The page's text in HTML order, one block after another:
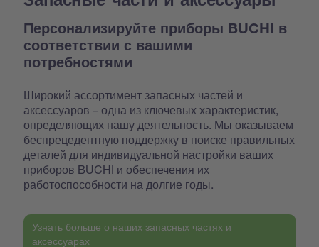
Персонализируйте приборы BUCHI в
соответствии с вашими
потребностями
Широкий ассортимент запасных частей и
аксессуаров – одна из ключевых характеристик,
определяющих нашу деятельность. Мы оказываем
беспрецедентную поддержку в поиске правильных
деталей для индивидуальной настройки ваших
приборов BUCHI и обеспечения их
работоспособности на долгие годы.
Узнать больше о наших запасных частях и
аксессуарах